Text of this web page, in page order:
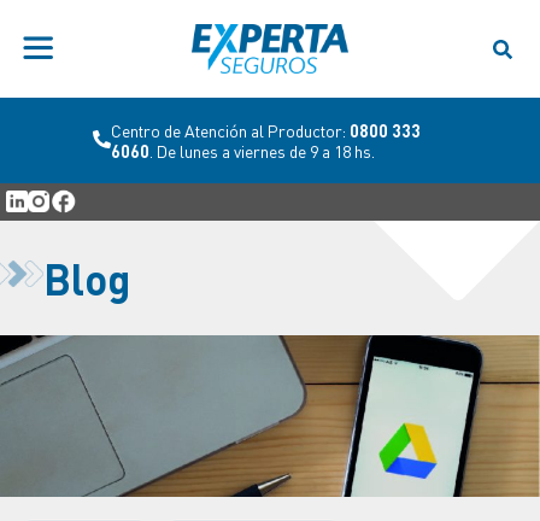
Centro de Atención al Productor: 0800 333
6060 . De lunes a viernes de 9 a 18 hs.
Blog